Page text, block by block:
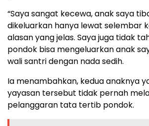
“Saya sangat kecewa, anak saya
dikeluarkan hanya lewat selembar
alasan yang jelas. Saya juga tidak
pondok bisa mengeluarkan anak
wali santri dengan nada sedih.
Ia menambahkan, kedua anaknya
yayasan tersebut tidak pernah
pelanggaran tata tertib pondok.